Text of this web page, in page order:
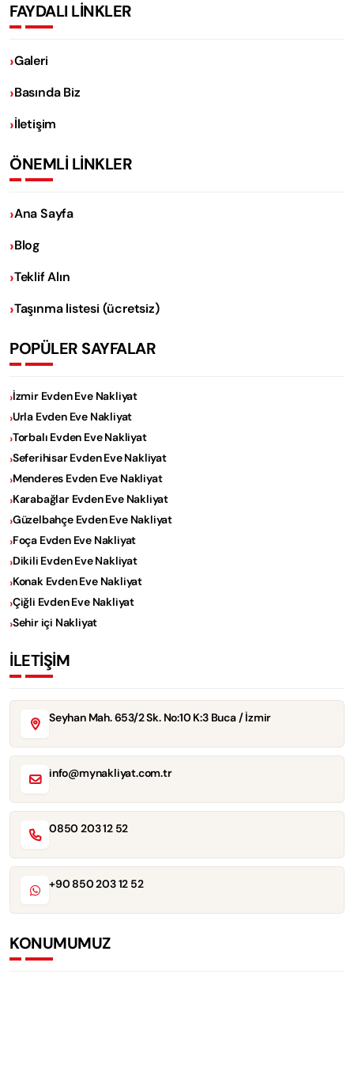
FAYDALI LİNKLER
Galeri
Basında Biz
İletişim
ÖNEMLİ LİNKLER
Ana Sayfa
Blog
Teklif Alın
Taşınma listesi (ücretsiz)
POPÜLER SAYFALAR
İzmir Evden Eve Nakliyat
Urla Evden Eve Nakliyat
Torbalı Evden Eve Nakliyat
Seferihisar Evden Eve Nakliyat
Menderes Evden Eve Nakliyat
Karabağlar Evden Eve Nakliyat
Güzelbahçe Evden Eve Nakliyat
Foça Evden Eve Nakliyat
Dikili Evden Eve Nakliyat
Konak Evden Eve Nakliyat
Çiğli Evden Eve Nakliyat
Sehir içi Nakliyat
İLETİŞİM
Seyhan Mah. 653/2 Sk. No:10 K:3 Buca / İzmir
info@mynakliyat.com.tr
0850 203 12 52
+90 850 203 12 52
KONUMUMUZ